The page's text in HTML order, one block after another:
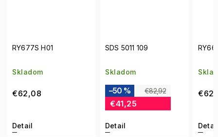
SDS 5011 109
Skladom
–50 %
Detail
RY667S R03
Skladom
€62,08
Detail